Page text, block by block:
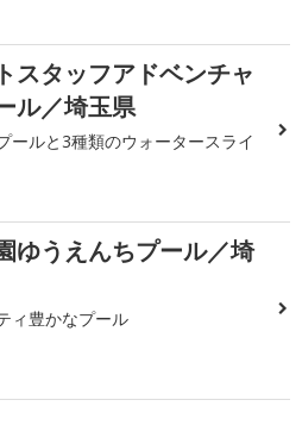
スタッフアドベンチャ
ル／埼玉県
ールと3種類のウォータースライ
ゆうえんちプール／埼
ィ豊かなプール